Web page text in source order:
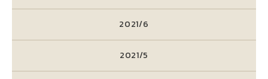
2021/6
2021/5